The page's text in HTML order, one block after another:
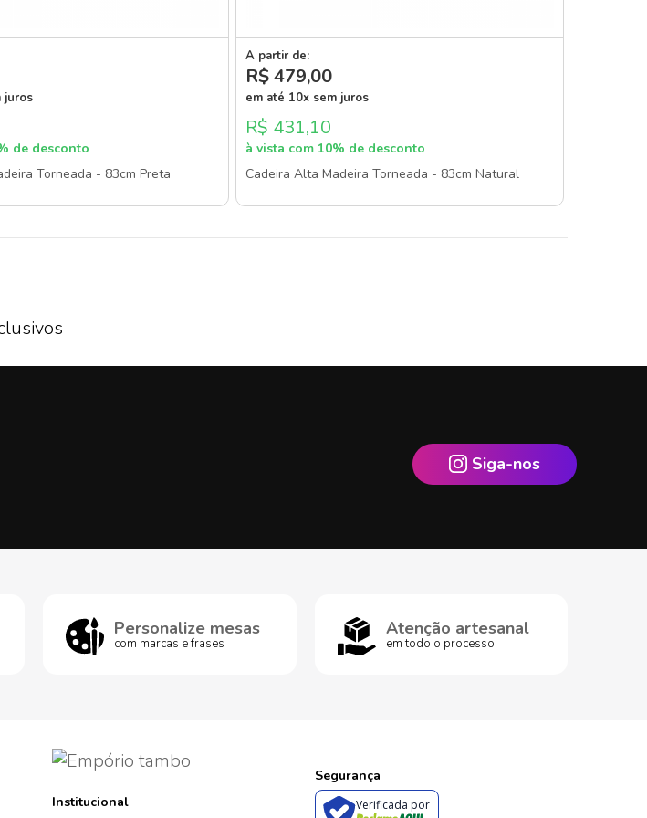
juros
de desconto
Torneada - 83cm Preta
A partir de:
R$ 479,00
em até 10x sem juros
R$ 431,10
à vista com 10% de desconto
Cadeira Alta Madeira Torneada - 83cm Natural
Siga-nos
Personalize mesas
com marcas e frases
Atenção artesanal
em todo o processo
Institucional
Segurança
Verificada por